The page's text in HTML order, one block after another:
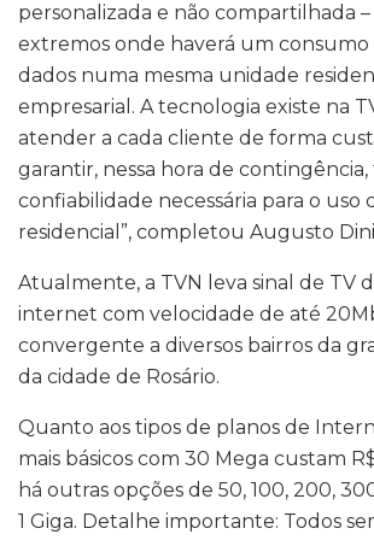
personalizada e não compartilhada –
extremos onde haverá um
dados numa mesma unidade
empresarial. A tecnologia existe na
atender a cada cliente de forma
garantir, nessa hora de contingência,
confiabilidade necessária para o uso
residencial”, completou Augusto
Atualmente, a TVN leva sinal de TV
internet com velocidade de até
convergente a diversos bairros da
da cidade de Rosário.
Quanto aos tipos de planos de
mais básicos com 30 Mega custam
há outras opções de 50, 100, 200,
1 Giga. Detalhe importante: Todos